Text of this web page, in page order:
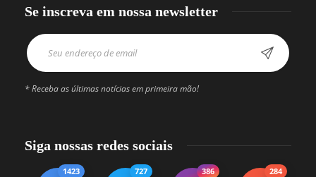
Se inscreva em nossa newsletter
* Receba as últimas notícias em primeira mão!
Siga nossas redes sociais
1423 727 386 284